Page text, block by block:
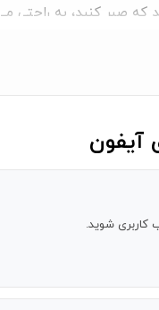
که صبر کنید، به
مراجعه به دفتر انجام
برای درخواست کمک از
کاربری شوید.